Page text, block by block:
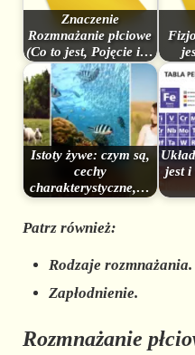
Znaczenie
Rozmnażanie płciowe
(Co to jest, Pojęcie i…
Istoty żywe: czym są,
cechy
charakterystyczne,…
jest i
Patrz również:
Rodzaje rozmnażania.
Zapłodnienie.
Rozmnażanie